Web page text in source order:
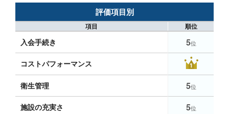
評価項目別
項目 順位
入会手続き 5位
コストパフォーマンス
衛生管理 5位
施設の充実さ 5位